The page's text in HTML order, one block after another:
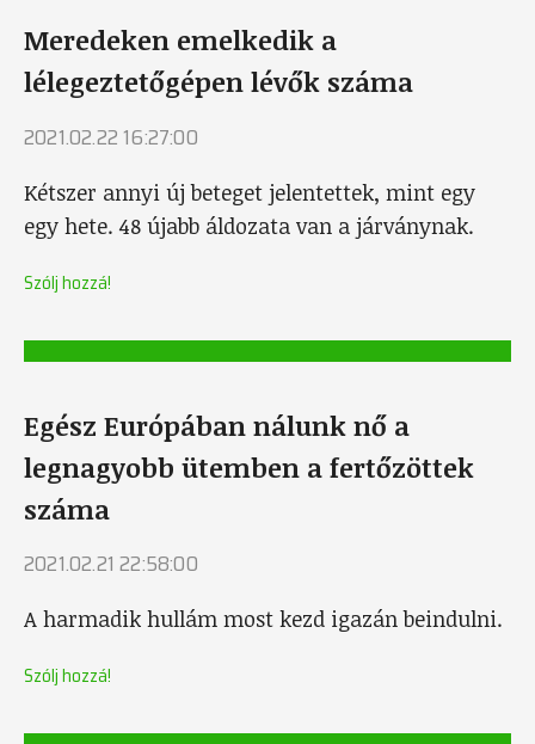
Meredeken emelkedik a
lélegeztetőgépen lévők száma
2021.02.22 16:27:00
Kétszer annyi új beteget jelentettek, mint egy
egy hete. 48 újabb áldozata van a járványnak.
Szólj hozzá!
Egész Európában nálunk nő a
legnagyobb ütemben a fertőzöttek
száma
2021.02.21 22:58:00
A harmadik hullám most kezd igazán beindulni.
Szólj hozzá!